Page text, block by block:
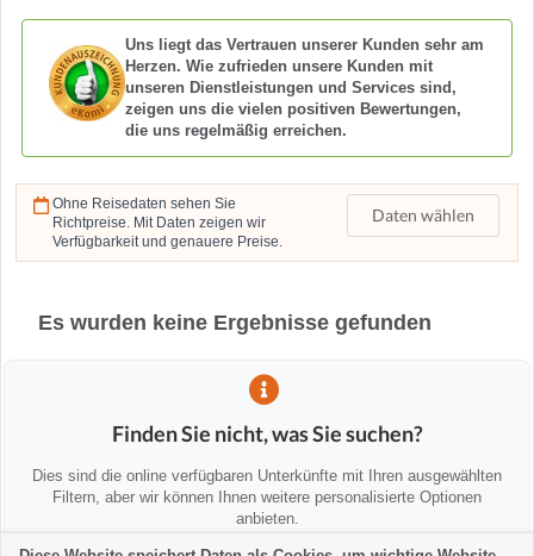
Uns liegt das Vertrauen unserer Kunden sehr am
Herzen. Wie zufrieden unsere Kunden mit
unseren Dienstleistungen und Services sind,
zeigen uns die vielen positiven Bewertungen,
die uns regelmäßig erreichen.
Ohne Reisedaten sehen Sie
Richtpreise. Mit Daten zeigen wir
Verfügbarkeit und genauere Preise.
Daten wählen
Es wurden keine Ergebnisse gefunden
Finden Sie nicht, was Sie suchen?
Dies sind die online verfügbaren Unterkünfte mit Ihren ausgewählten
Filtern, aber wir können Ihnen weitere personalisierte Optionen
anbieten.